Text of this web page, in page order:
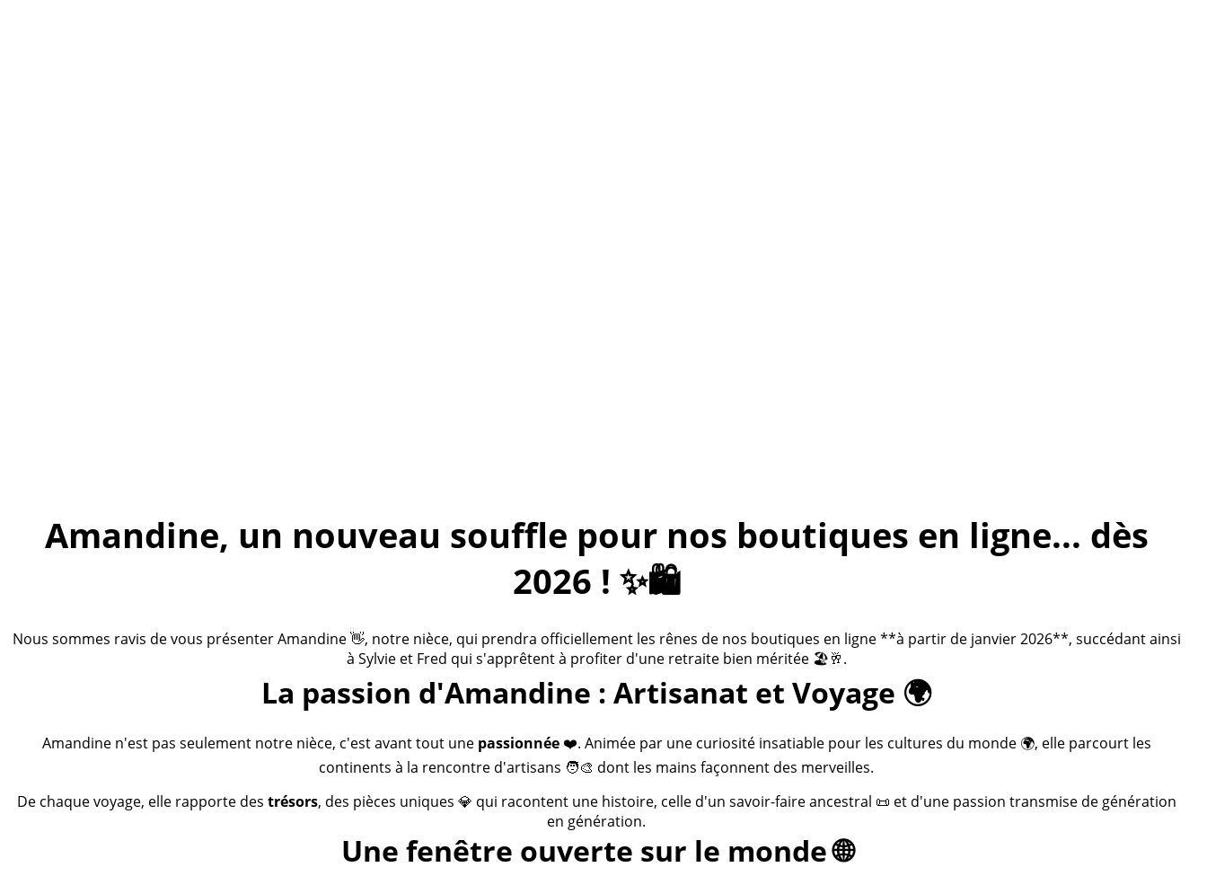
Amandine, un nouveau souffle pour nos boutiques en ligne... dès
2026 ! ✨🛍️
Nous sommes ravis de vous présenter Amandine 👋, notre nièce, qui prendra officiellement les rênes de nos boutiques en ligne **à partir de janvier 2026**, succédant ainsi
à Sylvie et Fred qui s'apprêtent à profiter d'une retraite bien méritée 🏖️🥂.
La passion d'Amandine : Artisanat et Voyage 🌍
Amandine n'est pas seulement notre nièce, c'est avant tout une passionnée❤️. Animée par une curiosité insatiable pour les cultures du monde 🌍, elle parcourt les
continents à la rencontre d'artisans 🧑‍🎨 dont les mains façonnent des merveilles.
De chaque voyage, elle rapporte des trésors, des pièces uniques 💎 qui racontent une histoire, celle d'un savoir-faire ancestral 📜 et d'une passion transmise de génération
en génération.
Une fenêtre ouverte sur le monde 🌐